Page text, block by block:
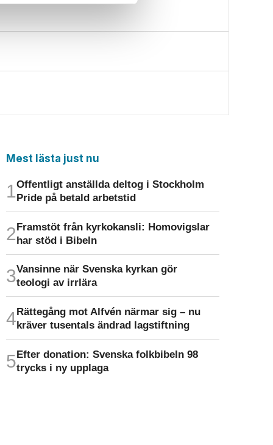
Mest lästa just nu
Offentligt anställda deltog i Stockholm
Pride på betald arbetstid
Framstöt från kyrkokansli: Homo­vigslar
har stöd i Bibeln
Vansinne när Svenska kyrkan gör
teologi av irrlära
Rättegång mot Alfvén närmar sig – nu
kräver tusentals ändrad lagstiftning
Efter donation: Svenska folkbibeln 98
trycks i ny upplaga